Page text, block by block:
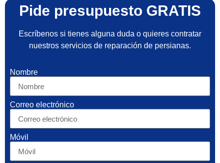
Pide presupuesto GRATIS
Escríbenos si tienes alguna duda o quieres contratar
nuestros servicios de reparación de persianas.
Nombre
Correo electrónico
Móvil